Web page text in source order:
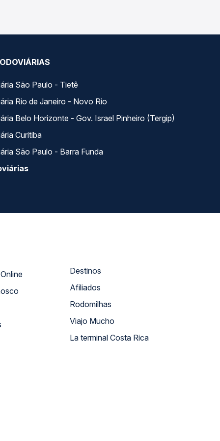
São Paulo - Tietê
Rio de Janeiro - Novo Rio
Belo Horizonte - Gov. Israel Pinheiro (Tergip)
Curitiba
São Paulo - Barra Funda
Atendimento Online
Destinos
Afiliados
Rodomilhas
Viajo Mucho
La terminal Costa Rica